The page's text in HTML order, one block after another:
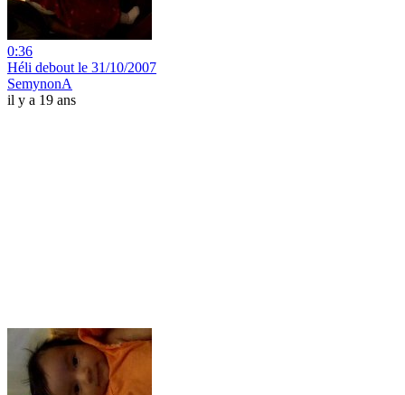
0:36
Héli debout le 31/10/2007
SemynonA
il y a 19 ans